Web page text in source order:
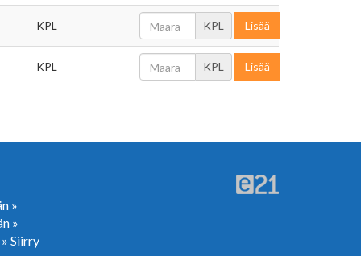
KPL KPL Lisää
KPL KPL Lisää
»
»
Siirry